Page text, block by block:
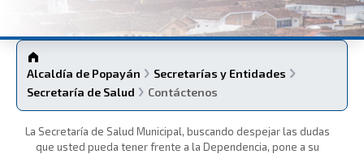
Alcaldía de Popayán
Secretarías y Entidades
Secretaría de Salud
Contáctenos
La Secretaría de Salud Municipal, buscando despejar las dudas
que usted pueda tener frente a la Dependencia, pone a su